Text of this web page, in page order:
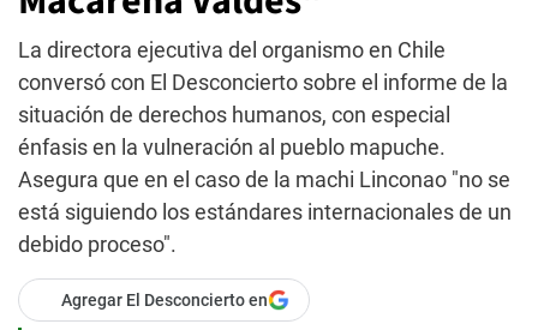
La directora ejecutiva del organismo en Chile
conversó con El Desconcierto sobre el informe de la
situación de derechos humanos, con especial
énfasis en la vulneración al pueblo mapuche.
Asegura que en el caso de la machi Linconao "no se
está siguiendo los estándares internacionales de un
debido proceso".
Agregar El Desconcierto en